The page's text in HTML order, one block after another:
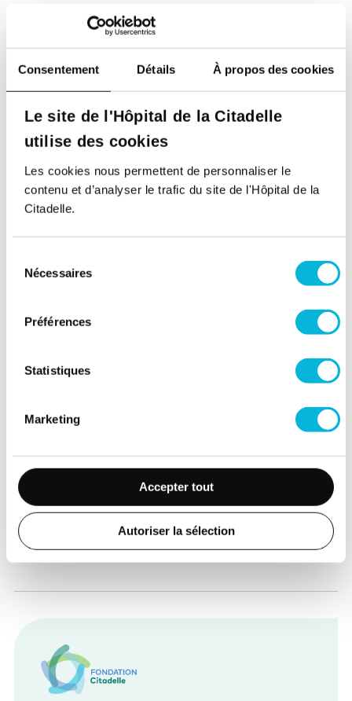
Consentement Détails À propos des cookies
Le site de l'Hôpital de la Citadelle
utilise des cookies
Les cookies nous permettent de personnaliser le
contenu et d’analyser le trafic du site de l'Hôpital de la
Citadelle.
Nécessaires
Préférences
Statistiques
Marketing
Accepter tout
Autoriser la sélection
Retour vers toutes nos actualités
Dernières actualités
Cita'Blocus Août 2026 - Un espace de
soins de santé
Voir toutes les actualités